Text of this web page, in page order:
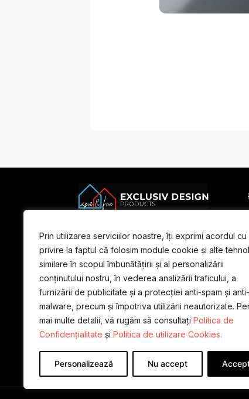
Prin utilizarea serviciilor noastre, îți exprimi acordul cu
privire la faptul că folosim module cookie și alte
similare în scopul îmbunătățirii și al personalizării
conținutului nostru, în vederea analizării traficului, a
furnizării de publicitate și a protecției anti-spam și anti-
malware, precum și împotriva utilizării neautorizate.
mai multe detalii, vă rugăm să consultați Politica de
Confidențialitate și Politica de utilizare Cookies.
Personalizează Nu accept